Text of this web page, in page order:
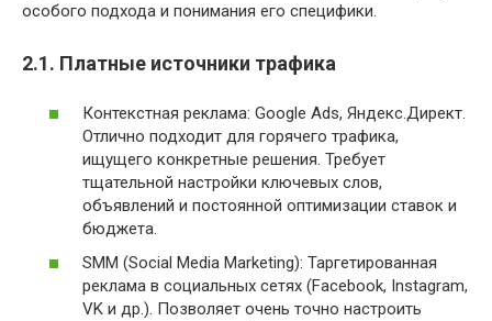
особого подхода и понимания его специфики.
2.1. Платные источники трафика
Контекстная реклама: Google Ads, Яндекс.Директ.
Отлично подходит для горячего трафика,
ищущего конкретные решения. Требует
тщательной настройки ключевых слов,
объявлений и постоянной оптимизации ставок и
бюджета.
SMM (Social Media Marketing): Таргетированная
реклама в социальных сетях (Facebook, Instagram,
VK и др.). Позволяет очень точно настроить